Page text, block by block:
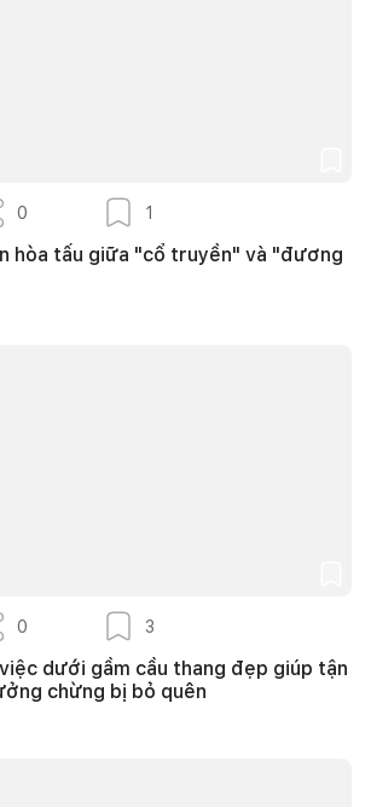
0 1
hòa tấu giữa "cổ truyền" và "đương
0 3
dưới gầm cầu thang đẹp giúp tận
chừng bị bỏ quên